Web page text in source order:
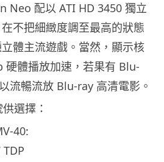
Neo 配以 ATI HD 3450 獨立
不把細緻度調至最高的狀態
體主流遊戲。當然，顯示核
硬體播放加速，若果有 Blu-
流暢流放 Blu-ray 高清電影。
選擇：
40: